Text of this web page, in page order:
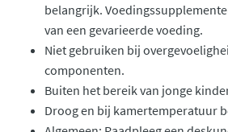
belangrijk.
van een gevarieerde voeding.
Niet gebruiken bij
componenten.
Buiten het bereik van jonge
Droog en bij kamertemperatuur